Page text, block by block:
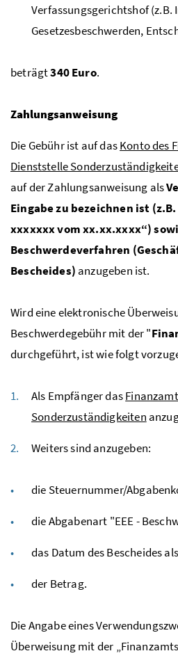
Verfassungsgerichtshof (z.B.
Gesetzesbeschwerden,
beträgt340 Euro.
Zahlungsanweisung
Die Gebühr ist auf dasKonto des
Dienststelle
auf der Zahlungsanweisung als
Eingabe zu bezeichnen ist (z.B.
xxxxxxx vom xx.xx.xxxx“)
Beschwerdeverfahren
Bescheides) anzugeben ist.
Wird eine elektronische
Beschwerdegebühr mit der "
durchgeführt, ist wie folgt
Als Empfänger das
Sonderzuständigkeiten
Weiters sind anzugeben:
die Steuernummer/
die Abgabenart "EEE -
das Datum des Bescheides
der Betrag.
Die Angabe eines
Überweisung mit der